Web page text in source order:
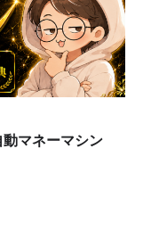
マネーマシン